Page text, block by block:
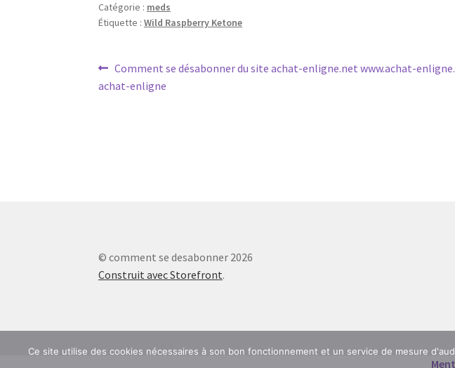
Catégorie : meds
Étiquette :Wild Raspberry Ketone
Navigation
de
Article
précédent :
Comment se désabonner du site achat-enligne.net www.achat-
achat-enligne
© comment se desabonner 2026
Construit avec Storefront.
Ce site utilise des cookies nécessaires à son bon fonctionnement et un service de mesure